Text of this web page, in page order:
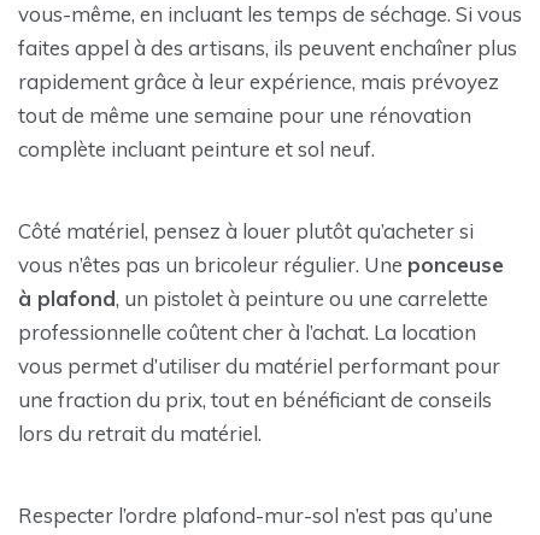
vous-même, en incluant les temps de séchage. Si vous
faites appel à des artisans, ils peuvent enchaîner plus
rapidement grâce à leur expérience, mais prévoyez
tout de même une semaine pour une rénovation
complète incluant peinture et sol neuf.
Côté matériel, pensez à louer plutôt qu’acheter si
vous n’êtes pas un bricoleur régulier. Une ponceuse
à plafond, un pistolet à peinture ou une carrelette
professionnelle coûtent cher à l’achat. La location
vous permet d’utiliser du matériel performant pour
une fraction du prix, tout en bénéficiant de conseils
lors du retrait du matériel.
Respecter l’ordre plafond-mur-sol n’est pas qu’une